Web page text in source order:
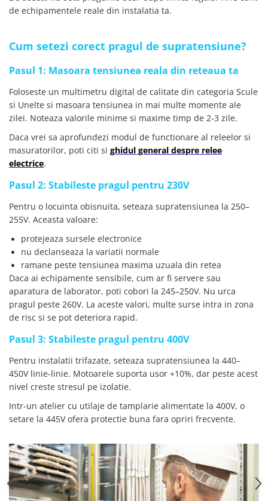
de echipamentele reale din instalatia ta.
Cum setezi corect pragul de supratensiune?
Pasul 1: Masoara tensiunea reala din reteaua ta
Foloseste un multimetru digital de calitate din categoria Scule
si Unelte si masoara tensiunea in mai multe momente ale
zilei. Noteaza valorile minime si maxime timp de 2-3 zile.
Daca vrei sa aprofundezi modul de functionare al releelor si
masuratorilor, poti citi si ghidul general despre relee
electrice.
Pasul 2: Stabileste pragul pentru 230V
Pentru o locuinta obisnuita, seteaza supratensiunea la 250–
255V. Aceasta valoare:
protejeaza sursele electronice
nu declanseaza la variatii normale
ramane peste tensiunea maxima uzuala din retea
Daca ai echipamente sensibile, cum ar fi servere sau
aparatura de laborator, poti cobori la 245–250V. Nu urca
pragul peste 260V. La aceste valori, multe surse intra in zona
de risc si se pot deteriora rapid.
Pasul 3: Stabileste pragul pentru 400V
Pentru instalatii trifazate, seteaza supratensiunea la 440–
450V linie-linie. Motoarele suporta usor +10%, dar peste acest
nivel creste stresul pe izolatie.
Intr-un atelier cu utilaje de tamplarie alimentate la 400V, o
setare la 445V ofera protectie buna fara opriri frecvente.